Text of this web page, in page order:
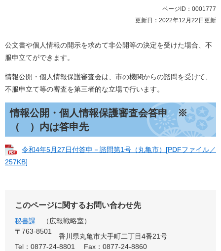
ページID：0001777
更新日：2022年12月22日更新
公文書や個人情報の開示を求めて非公開等の決定を受けた場合、不
服申立てができます。
情報公開・個人情報保護審査会は、市の機関からの諮問を受けて、
不服申立て等の審査を第三者的な立場で行います。
情報公開・個人情報保護審査会答申 ※
（ ）内は答申先
令和4年5月27日付答申－諮問第1号（丸亀市）[PDFファイル／
257KB]
このページに関するお問い合わせ先
秘書課
広報戦略室
〒763-8501
香川県丸亀市大手町二丁目4番21号
Tel：0877-24-8801
Fax：0877-24-8860